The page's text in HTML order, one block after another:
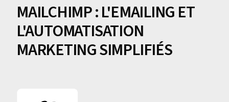
MAILCHIMP : L'EMAILING ET
L'AUTOMATISATION
MARKETING SIMPLIFIÉS